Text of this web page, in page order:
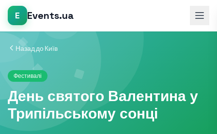
E Events.ua
Назад до Київ
Фестивалі
День святого Валентина у
Трипільському сонці